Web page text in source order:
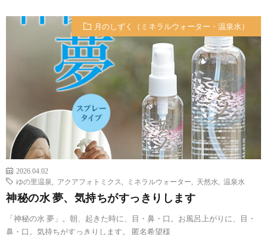
月のしずく（ミネラルウォーター・温泉水）
2026.04.02
ゆの里温泉
アクアフォトミクス ミネラルウォーター 天然水 温泉水
神秘の水 夢、気持ちがすっきりします
「神秘の水 夢」。朝、起きた時に、目・鼻・口。お風呂上がりに、目・
鼻・口。気持ちがすっきりします。 匿名希望様